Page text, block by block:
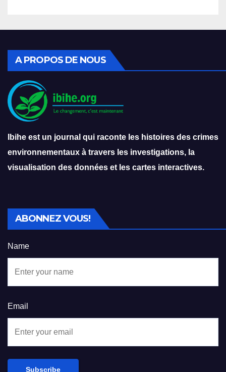
A PROPOS DE NOUS
Ibihe est un journal qui raconte les histoires des crimes
environnementaux à travers les investigations, la
visualisation des données et les cartes interactives.
ABONNEZ VOUS!
Name
Email